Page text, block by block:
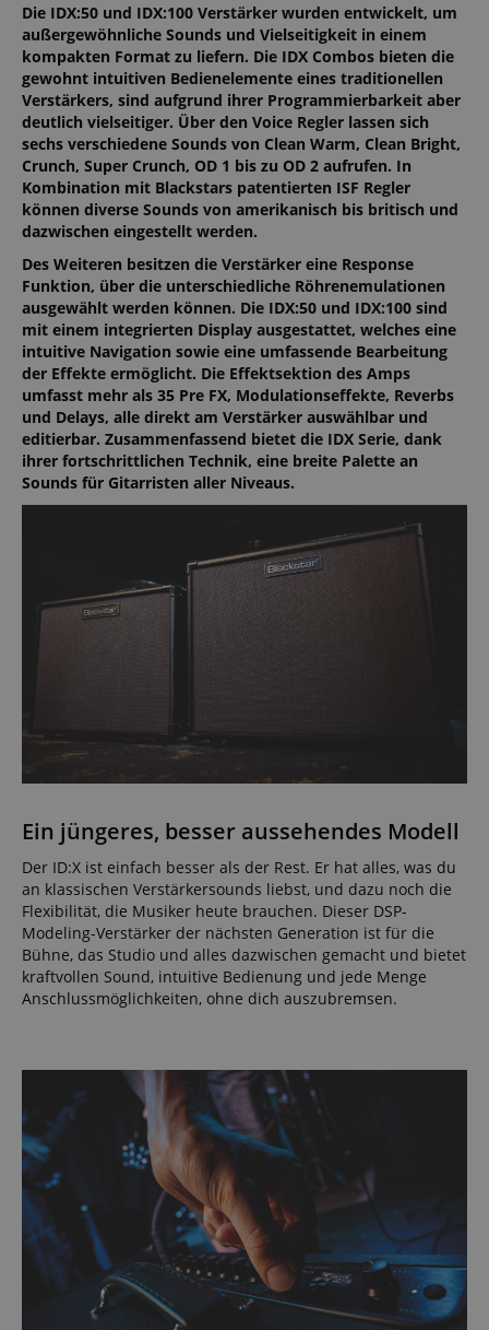
Die IDX:50 und IDX:100 Verstärker wurden entwickelt, um
außergewöhnliche Sounds und Vielseitigkeit in einem
kompakten Format zu liefern. Die IDX Combos bieten die
gewohnt intuitiven Bedienelemente eines traditionellen
Verstärkers, sind aufgrund ihrer Programmierbarkeit aber
deutlich vielseitiger. Über den Voice Regler lassen sich
sechs verschiedene Sounds von Clean Warm, Clean Bright,
Crunch, Super Crunch, OD 1 bis zu OD 2 aufrufen. In
Kombination mit Blackstars patentierten ISF Regler
können diverse Sounds von amerikanisch bis britisch und
dazwischen eingestellt werden.
Des Weiteren besitzen die Verstärker eine Response
Funktion, über die unterschiedliche Röhrenemulationen
ausgewählt werden können. Die IDX:50 und IDX:100 sind
mit einem integrierten Display ausgestattet, welches eine
intuitive Navigation sowie eine umfassende Bearbeitung
der Effekte ermöglicht. Die Effektsektion des Amps
umfasst mehr als 35 Pre FX, Modulationseffekte, Reverbs
und Delays, alle direkt am Verstärker auswählbar und
editierbar. Zusammenfassend bietet die IDX Serie, dank
ihrer fortschrittlichen Technik, eine breite Palette an
Sounds für Gitarristen aller Niveaus.
Ein jüngeres, besser aussehendes Modell
Der ID:X ist einfach besser als der Rest. Er hat alles, was du
an klassischen Verstärkersounds liebst, und dazu noch die
Flexibilität, die Musiker heute brauchen. Dieser DSP-
Modeling-Verstärker der nächsten Generation ist für die
Bühne, das Studio und alles dazwischen gemacht und bietet
kraftvollen Sound, intuitive Bedienung und jede Menge
Anschlussmöglichkeiten, ohne dich auszubremsen.